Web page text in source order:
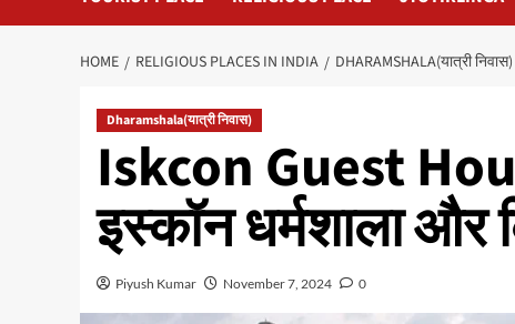
HOME RELIGIOUS PLACES IN INDIA DHARAMSHALA(यात्री निवास)
Dharamshala(यात्री निवास)
Iskcon Guest
इस्कॉन धर्मशाला और
Piyush Kumar November 7, 2024 0